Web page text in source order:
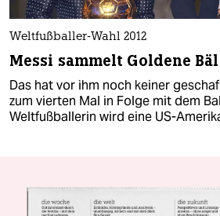
Weltfußballer-Wahl 2012
Messi sammelt Goldene
Das hat vor ihm noch keiner
zum vierten Mal in Folge mit dem
Weltfußballerin wird eine US-